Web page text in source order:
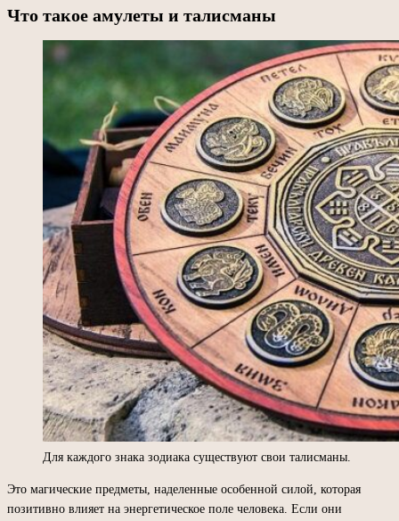
Что такое амулеты и талисманы
Для каждого знака зодиака существуют свои талисманы.
Это магические предметы, наделенные особенной силой, которая
позитивно влияет на энергетическое поле человека. Если они